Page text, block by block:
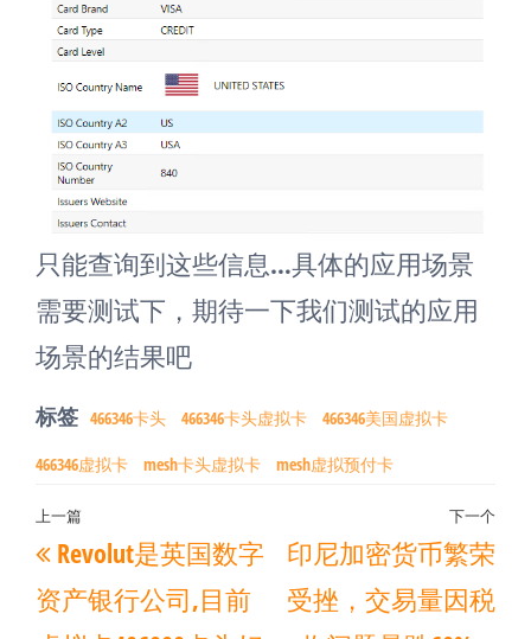
只能查询到这些信息…具体的应用场景
需要测试下，期待一下我们测试的应用
场景的结果吧
标签 466346卡头 466346卡头虚拟卡 466346美国虚拟卡
466346虚拟卡 mesh卡头虚拟卡 mesh虚拟预付卡
文
章
导
上
一
篇
上一篇
Revolut是英国数字
资产银行公司,目前
下
篇
下一个
印尼加密货币繁荣
受挫，交易量因税